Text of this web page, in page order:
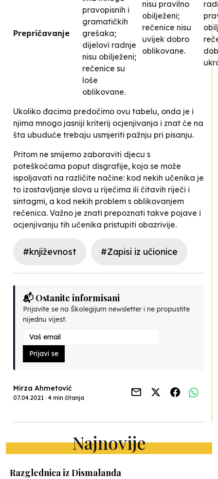
Prepričavanje
pravopisnih i
gramatičkih
grešaka;
dijelovi radnje
nisu obilježeni;
rečenice su
loše
oblikovane.
nisu pravilno
obilježeni;
rečenice nisu
uvijek dobro
oblikovane.
Ukoliko đacima predočimo ovu tabelu, onda je i
njima mnogo jasniji kriterij ocjenjivanja i znat će na
šta ubuduće trebaju usmjeriti pažnju pri pisanju.
Pritom ne smijemo zaboraviti djecu s
poteškoćama poput disgrafije, koja se može
ispoljavati na različite načine: kod nekih učenika je
to izostavljanje slova u riječima ili čitavih riječi i
sintagmi, a kod nekih problem s oblikovanjem
rečenica. Važno je znati prepoznati takve pojave i
ocjenjivanju tih učenika pristupiti obazrivije.
#književnost #Zapisi iz učionice
📬 Ostanite informisani
Prijavite se na Školegijum newsletter i ne propustite
nijednu vijest.
Prijavi se
Mirza Ahmetović
07.04.2021 · 4 min čitanja
Najnovije
Razglednica iz Dismalanda